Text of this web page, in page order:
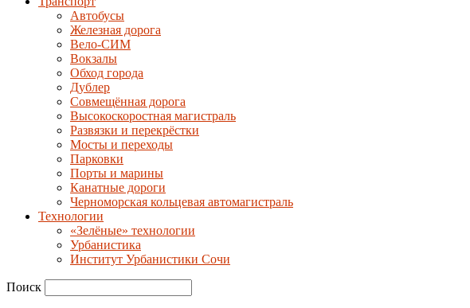
Автобусы
Железная дорога
Вело-СИМ
Вокзалы
Обход города
Дублер
Совмещённая дорога
Высокоскоростная магистраль
Развязки и перекрёстки
Мосты и переходы
Парковки
Порты и марины
Канатные дороги
Черноморская кольцевая автомагистраль
Технологии
«Зелёные» технологии
Урбанистика
Институт Урбанистики Сочи
Поиск